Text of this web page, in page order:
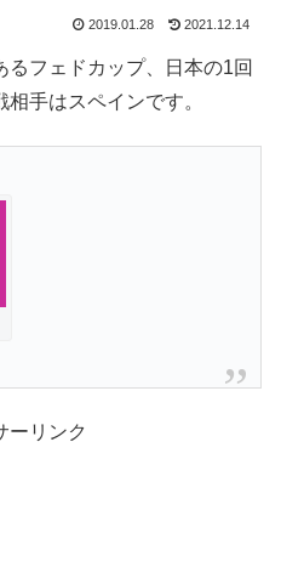
2019.01.28 2021.12.14
フェドカップ、日本の1回
手はスペインです。
ーリンク